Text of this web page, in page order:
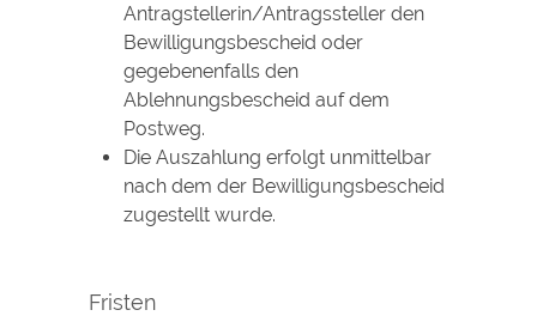
Antragstellerin/Antragssteller den
Bewilligungsbescheid oder
gegebenenfalls den
Ablehnungsbescheid auf dem
Postweg.
Die Auszahlung erfolgt unmittelbar
nach dem der Bewilligungsbescheid
zugestellt wurde.
Fristen